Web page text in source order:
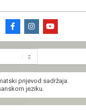
prijevod sadržaja.
jeziku.